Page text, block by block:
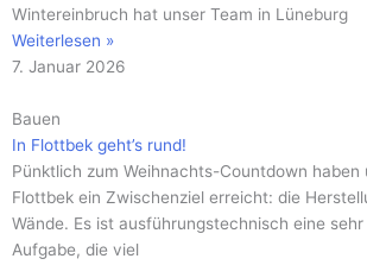
Wintereinbruch hat unser Team in Lüneburg
Weiterlesen »
7. Januar 2026
Bauen
In Flottbek geht’s rund!
Pünktlich zum Weihnachts-Countdown haben
Flottbek ein Zwischenziel erreicht: die
Wände. Es ist ausführungstechnisch eine
Aufgabe, die viel